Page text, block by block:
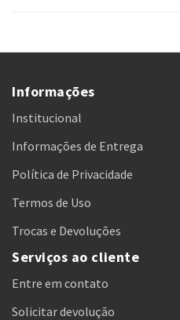
Informações
Institucional
Informações de Entrega
Política de Privacidade
Termos de Uso
Trocas e Devoluções
Serviços ao cliente
Entre em contato
Solicitar devolução